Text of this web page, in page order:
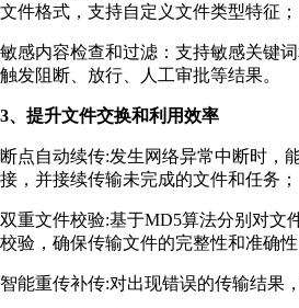
文件格式，支持自定义文件类型特征；
敏感内容检查和过滤：支持敏感关键
触发阻断、放行、人工审批等结果。
3、提升文件交换和利用效率
断点自动续传:发生网络异常中断时，
接，并接续传输未完成的文件和任务；
双重文件校验:基于MD5算法分别对文
校验，确保传输文件的完整性和准确性
智能重传补传:对出现错误的传输结果